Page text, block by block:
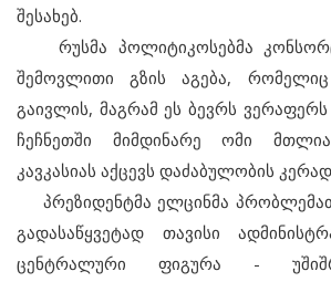
შესახებ.
რუსმა პოლიტიკოსებმა
შემოვლითი გზის აგება,
გაივლის, მაგრამ ეს ბევრს
ჩეჩნეთში მიმდინარე ომი
კავკასიას აქცევს დაძაბულობის
პრეზიდენტმა ელცინმა
გადასაწყვეტად თავისი
ცენტრალური ფიგურა -